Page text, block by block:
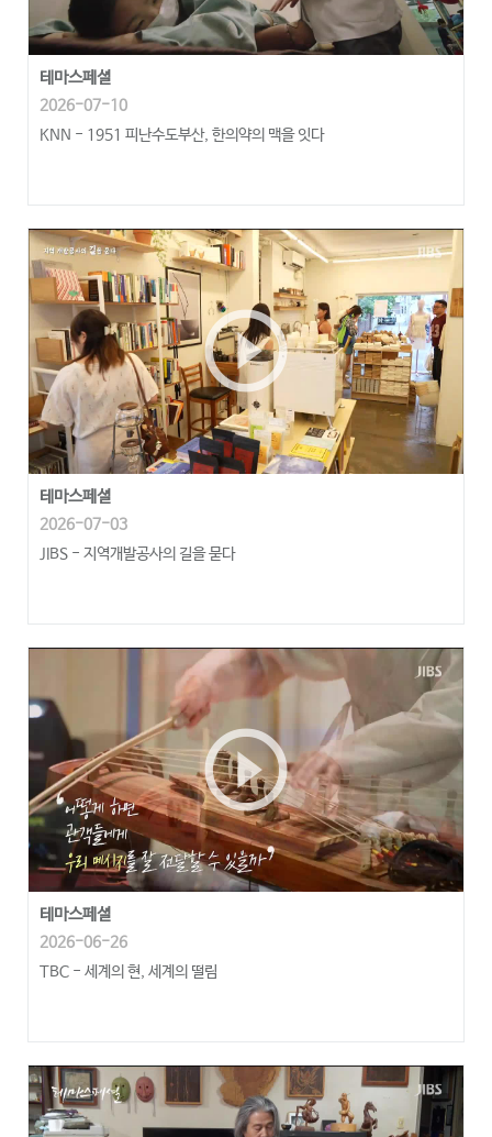
테마스페셜
2026-07-10
KNN - 1951 피난수도부산, 한의약의 맥을 잇다
play_circle_outline
테마스페셜
2026-07-03
JIBS - 지역개발공사의 길을 묻다
play_circle_outline
테마스페셜
2026-06-26
TBC - 세계의 현, 세계의 떨림